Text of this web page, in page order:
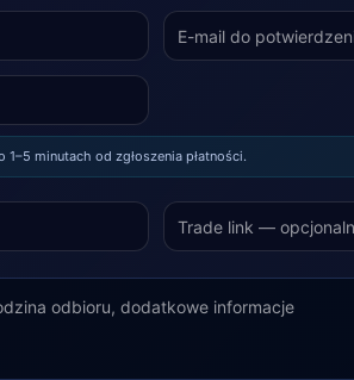
minutach od zgłoszenia płatności.